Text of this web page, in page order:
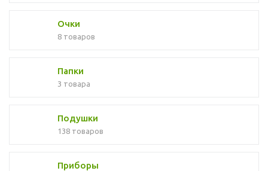
Очки
8 товаров
Папки
3 товара
Подушки
138 товаров
Приборы